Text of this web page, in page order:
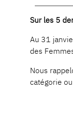
Sur les 5
Au 31
des
Nous
catégorie